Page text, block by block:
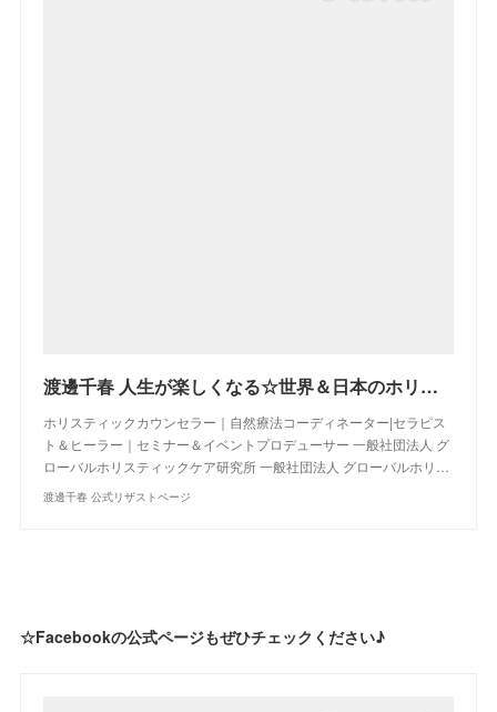
渡邊千春 人生が楽しくなる☆世界＆日本のホリスティックケア最新情報を発信中！
ホリスティックカウンセラー｜自然療法コーディネーター|セラピス
ト＆ヒーラー｜セミナー＆イベントプロデューサー 一般社団法人 グ
ローバルホリスティックケア研究所 一般社団法人 グローバルホリ…
渡邊千春 公式リザストページ
☆Facebookの公式ページもぜひチェックください♪